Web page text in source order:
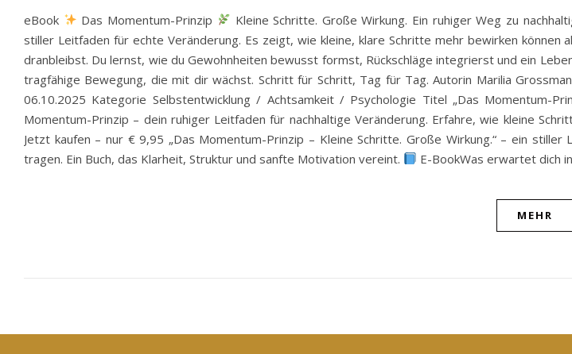
eBook Das Momentum-Prinzip
Kleine Schritte. Große Wirkung. Ein ruhiger Weg zu
stiller Leitfaden für echte Veränderung. Es zeigt, wie kleine, klare Schritte mehr bewirken
dranbleibst. Du lernst, wie du Gewohnheiten bewusst formst, Rückschläge integrierst und ein
tragfähige Bewegung, die mit dir wächst. Schritt für Schritt, Tag für Tag. Autorin Marilia
06.10.2025 Kategorie Selbstentwicklung / Achtsamkeit / Psychologie Titel „Das Momentum-
Momentum-Prinzip – dein ruhiger Leitfaden für nachhaltige Veränderung. Erfahre, wie kleine
Jetzt kaufen – nur € 9,95 „Das Momentum-Prinzip – Kleine Schritte. Große Wirkung.“ – ein
tragen. Ein Buch, das Klarheit, Struktur und sanfte Motivation vereint.
E-BookWas erwartet dich
MEHR